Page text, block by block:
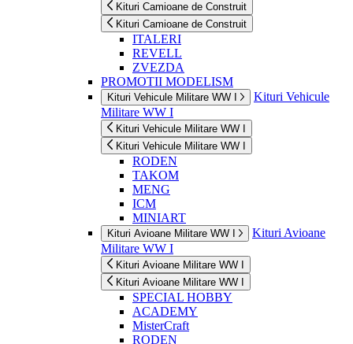
Kituri Camioane de Construit
Kituri Camioane de Construit
ITALERI
REVELL
ZVEZDA
PROMOTII MODELISM
Kituri Vehicule Militare WW I
Kituri Vehicule
Militare WW I
Kituri Vehicule Militare WW I
Kituri Vehicule Militare WW I
RODEN
TAKOM
MENG
ICM
MINIART
Kituri Avioane Militare WW I
Kituri Avioane
Militare WW I
Kituri Avioane Militare WW I
Kituri Avioane Militare WW I
SPECIAL HOBBY
ACADEMY
MisterCraft
RODEN